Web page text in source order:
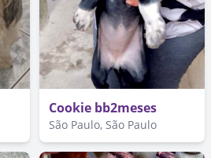
Cookie bb2meses
São Paulo, São Paulo